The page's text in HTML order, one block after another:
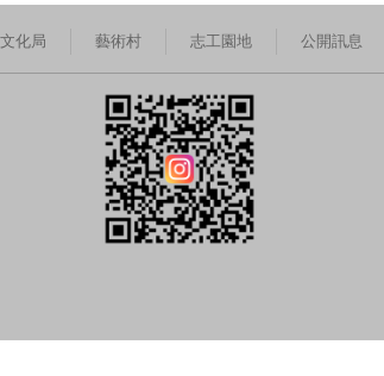
化局 藝術村 志工園地 公開訊息